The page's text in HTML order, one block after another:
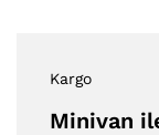
Kargo
Minivan